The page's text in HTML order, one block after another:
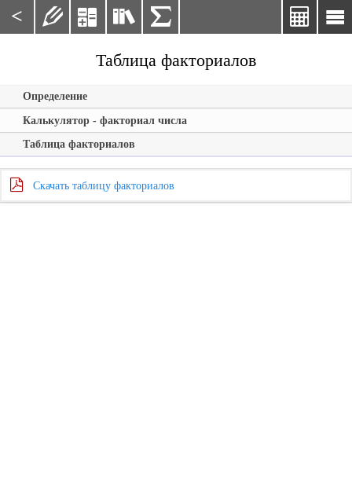
< 

   
Таблица факториалов
Определение
Калькулятор - факториал числа
Таблица факториалов
Скачать таблицу факториалов